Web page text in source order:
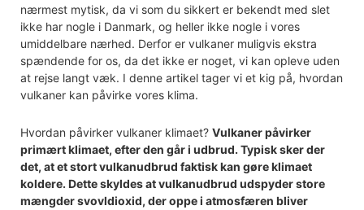
nærmest mytisk, da vi som du sikkert er bekendt med slet
ikke har nogle i Danmark, og heller ikke nogle i vores
umiddelbare nærhed. Derfor er vulkaner muligvis ekstra
spændende for os, da det ikke er noget, vi kan opleve uden
at rejse langt væk. I denne artikel tager vi et kig på, hvordan
vulkaner kan påvirke vores klima.
Hvordan påvirker vulkaner klimaet? Vulkaner påvirker
primært klimaet, efter den går i udbrud. Typisk sker der
det, at et stort vulkanudbrud faktisk kan gøre klimaet
koldere. Dette skyldes at vulkanudbrud udspyder store
mængder svovldioxid, der oppe i atmosfæren bliver